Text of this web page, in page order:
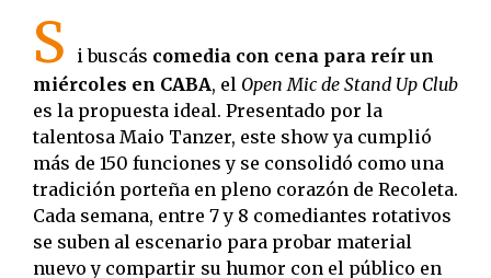
S i buscás comedia con cena para reír un
miércoles en CABA, el Open Mic de Stand Up Club
es la propuesta ideal. Presentado por la
talentosa Maio Tanzer, este show ya cumplió
más de 150 funciones y se consolidó como una
tradición porteña en pleno corazón de Recoleta.
Cada semana, entre 7 y 8 comediantes rotativos
se suben al escenario para probar material
nuevo y compartir su humor con el público en